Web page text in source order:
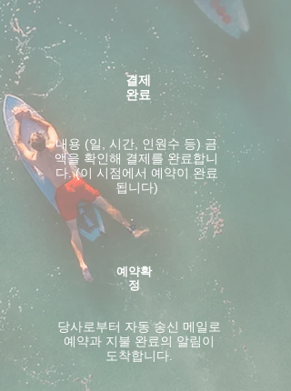
결제
완료
내용 (일, 시간, 인원수 등) 금
액을 확인해 결제를 완료합니
다. (이 시점에서 예약이 완료
됩니다)
예약확
정
​당사로부터 자동 송신 메일로
예약과 지불 완료의 알림이
도착합니다.